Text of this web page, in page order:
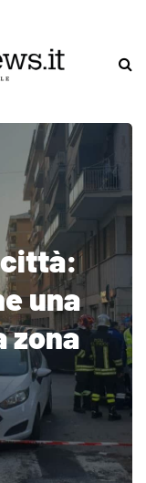
città:
una
zona